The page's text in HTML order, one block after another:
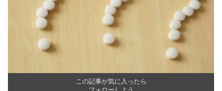
この記事が気に入ったら